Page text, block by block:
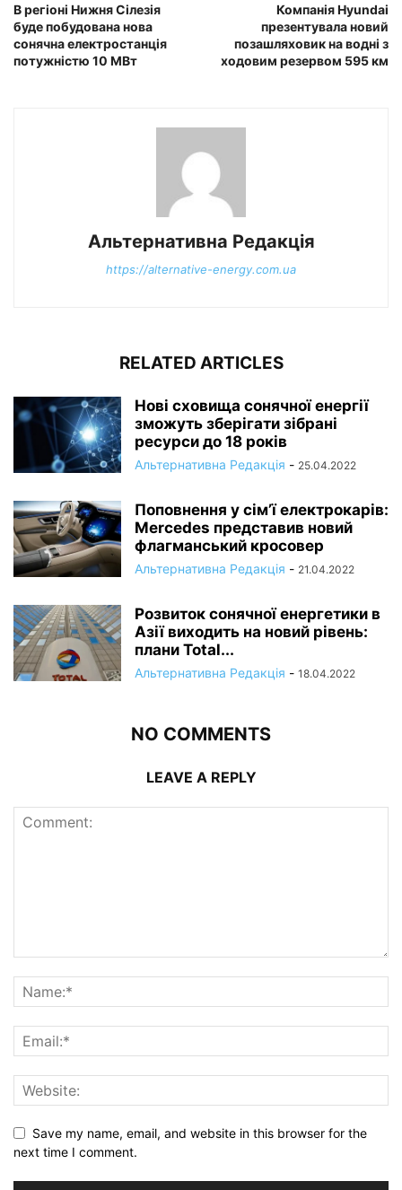
В регіоні Нижня Сілезія
буде побудована нова
сонячна електростанція
потужністю 10 МВт
Компанія Нyundаі
презентувала новий
позашляховик на водні з
ходовим резервом 595 км
Альтернативна Редакція
https://alternative-energy.com.ua
RELATED ARTICLES
Нові сховища сонячної енергії
зможуть зберігати зібрані
ресурси до 18 років
Альтернативна Редакція - 25.04.2022
Поповнення у сім’ї електрокарів:
Mercedes представив новий
флагманський кросовер
Альтернативна Редакція - 21.04.2022
Розвиток сонячної енергетики в
Азії виходить на новий рівень:
плани Total...
Альтернативна Редакція - 18.04.2022
NO COMMENTS
LEAVE A REPLY
Save my name, email, and website in this browser for the
next time I comment.